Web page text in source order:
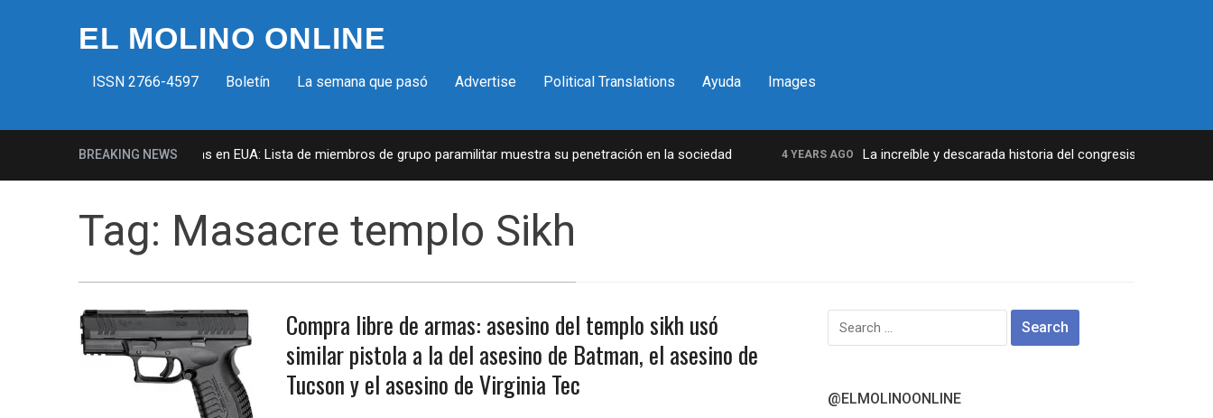
EL MOLINO ONLINE
ISSN 2766-4597 Boletín La semana que pasó Advertise Political Translations Ayuda Images
BREAKING NEWS
Milicias fascistas en EUA: Lista de miembros de grupo paramilitar muestra su penetración en la sociedad 4 YEARS AGO La increíble y descarada historia del congresista por NY
Tag: Masacre templo Sikh
Compra libre de armas: asesino del templo sikh usó
similar pistola a la del asesino de Batman, el asesino de
Tucson y el asesino de Virginia Tec
Search
for:
@ELMOLINOONLINE